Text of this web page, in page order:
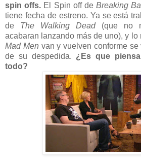
spin offs. El Spin off deBreaking
tiene fecha de estreno. Ya se está
de The Walking Dead(que no
acabaran lanzando más de uno), y lo
Mad Men van y vuelven conforme
de su despedida. ¿Es que
todo?